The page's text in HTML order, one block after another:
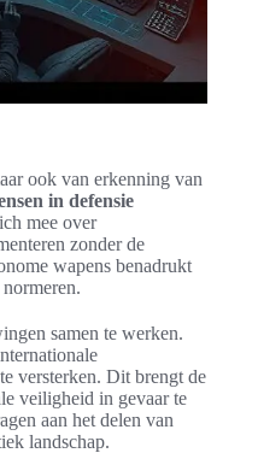
ook van erkenning van
in defensie
mee over
zonder de
wapens benadrukt
samen te werken.
versterken. Dit brengt de
veiligheid in gevaar te
aan het delen van
landschap.